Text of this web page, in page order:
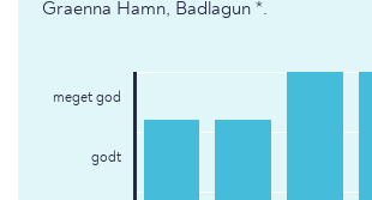
Graenna Hamn, Badlagun *.
meget god
godt